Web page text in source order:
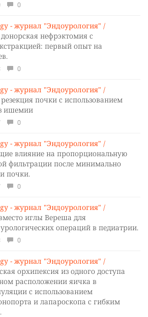
0
- журнал "Эндоурология" /
нефрэктомия с
первый опыт на
0
- журнал "Эндоурология" /
почки с использованием
ишемии
0
- журнал "Эндоурология" /
влияние на пропорциональную
фильтрации после минимально
почки.
0
- журнал "Эндоурология" /
иглы Вереша для
операций в педиатрии.
0
- журнал "Эндоурология" /
орхипексия из одного доступа
расположении яичка в
с использованием
и лапароскопа с гибким